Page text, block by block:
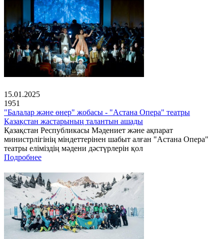
15.01.2025
1951
"Балалар және өнер" жобасы - "Астана Опера" театры
Қазақстан жастарының талантын ашады
Қазақстан Республикасы Мәдениет және ақпарат
министрлігінің міндеттерінен шабыт алған "Астана Опера"
театры еліміздің мәдени дәстүрлерін қол
Подробнее